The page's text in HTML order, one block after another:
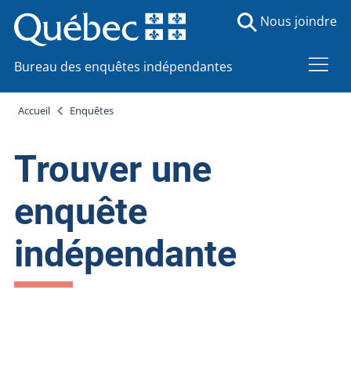
Bureau des enquêtes indépendantes
Nous joindre
Accueil Enquêtes
Trouver une
enquête
indépendante